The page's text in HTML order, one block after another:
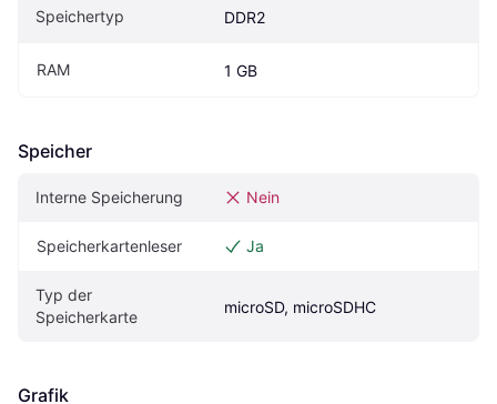
Speichertyp DDR2
RAM 1 GB
Speicher
Interne Speicherung Nein
Speicherkartenleser Ja
Typ der
Speicherkarte
microSD, microSDHC
Grafik